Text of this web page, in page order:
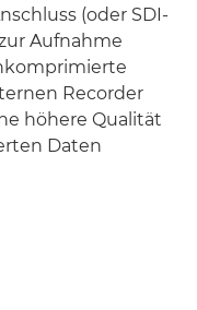
(oder SDI-
Aufnahme
Recorder
höhere Qualität
Daten